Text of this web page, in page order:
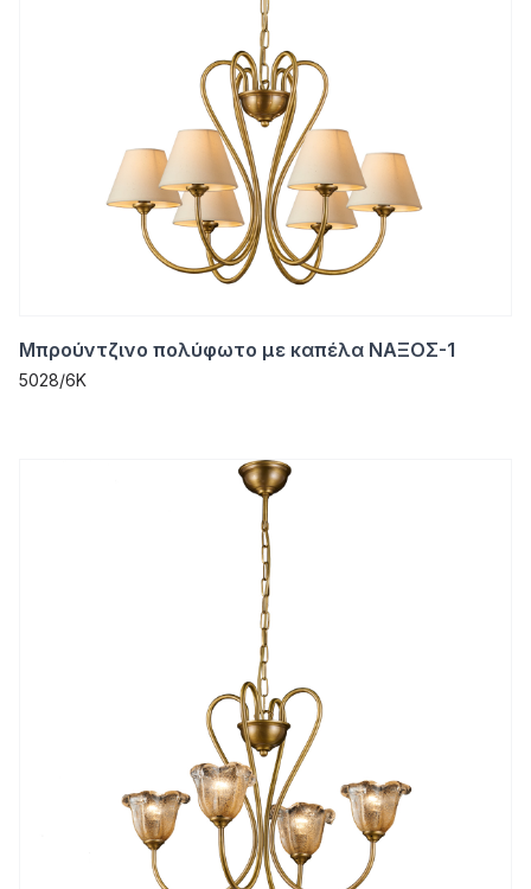
Μπρούντζινο πολύφωτο με καπέλα ΝΑΞΟΣ-1
5028/6K